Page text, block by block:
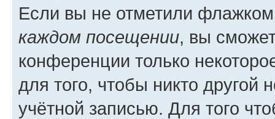
Если вы не отметили
каждом посещении, вы
конференции только
для того, чтобы никто другой
учётной записью. Для того